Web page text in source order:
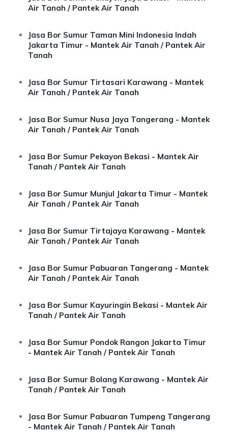
Air Tanah / Pantek Air Tanah
Jasa Bor Sumur Taman Mini Indonesia Indah
Jakarta Timur - Mantek Air Tanah / Pantek Air
Tanah
Jasa Bor Sumur Tirtasari Karawang - Mantek
Air Tanah / Pantek Air Tanah
Jasa Bor Sumur Nusa Jaya Tangerang - Mantek
Air Tanah / Pantek Air Tanah
Jasa Bor Sumur Pekayon Bekasi - Mantek Air
Tanah / Pantek Air Tanah
Jasa Bor Sumur Munjul Jakarta Timur - Mantek
Air Tanah / Pantek Air Tanah
Jasa Bor Sumur Tirtajaya Karawang - Mantek
Air Tanah / Pantek Air Tanah
Jasa Bor Sumur Pabuaran Tangerang - Mantek
Air Tanah / Pantek Air Tanah
Jasa Bor Sumur Kayuringin Bekasi - Mantek Air
Tanah / Pantek Air Tanah
Jasa Bor Sumur Pondok Rangon Jakarta Timur
- Mantek Air Tanah / Pantek Air Tanah
Jasa Bor Sumur Bolang Karawang - Mantek Air
Tanah / Pantek Air Tanah
Jasa Bor Sumur Pabuaran Tumpeng Tangerang
- Mantek Air Tanah / Pantek Air Tanah